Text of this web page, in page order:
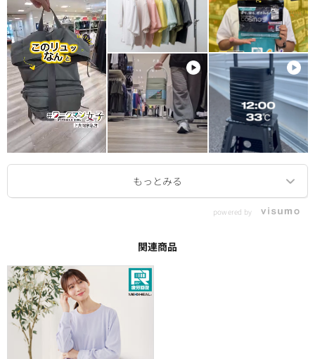
powered by
関連商品